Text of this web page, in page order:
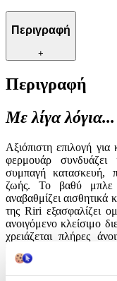
Περιγραφή
+
Περιγραφή
Με λίγα λόγια...
Αξιόπιστη επιλογή
φερμουάρ συνδυάζει
συμπαγή κατασκευή,
ζωής. Το βαθύ μπλε
αναβαθμίζει
της Riri εξασφαλίζει
ανοιγόμενο κλείσιμο
χρειάζεται πλήρες
τσάντες, αποτελεί μια
αναζητούν ένα ποιοτικό